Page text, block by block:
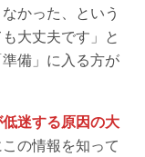
かった、という
大丈夫です」と
備」に入る方が
迷する原因の大
の情報を知って